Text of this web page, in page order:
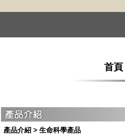
首頁
產品介紹 > 生命科學產品